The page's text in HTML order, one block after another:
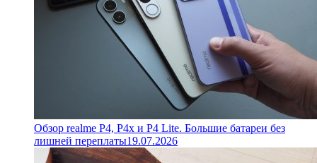
Обзор realme P4, P4x и P4 Lite. Большие батареи без
лишней переплаты19.07.2026